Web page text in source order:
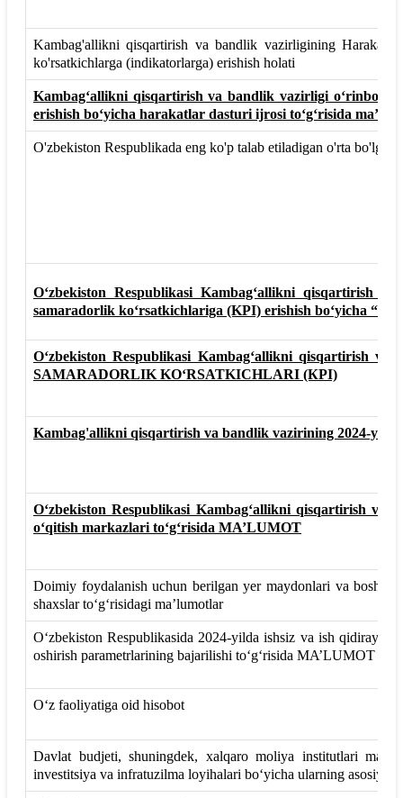
Kambag'allikni qisqartirish va bandlik vazirligining
ko'rsatkichlarga (indikatorlarga) erishish holati
Kambag‘allikni qisqartirish va bandlik vazirligi
erishish bo‘yicha harakatlar dasturi ijrosi to‘g‘risida
O'zbekiston Respublikada eng ko'p talab etiladigan o'rta
O‘zbekiston Respublikasi Kambag‘allikni qisqartirish
samaradorlik ko‘rsatkichlariga (KPI) erishish bo‘yicha
O‘zbekiston Respublikasi Kambag‘allikni qisqartirish
SAMARADORLIK KO‘RSATKICHLARI (КРI)
Kambag'allikni qisqartirish va bandlik vazirining 2024-yil
O‘zbekiston Respublikasi Kambag‘allikni qisqartirish
o‘qitish markazlari to‘g‘risida MA’LUMOT
Doimiy foydalanish uchun berilgan yer maydonlari va
shaxslar to‘g‘risidagi ma’lumotlar
O‘zbekiston Respublikasida 2024-yilda ishsiz va ish
oshirish parametrlarining bajarilishi to‘g‘risida MA’LUMOT
O‘z faoliyatiga oid hisobot
Davlat budjeti, shuningdek, xalqaro moliya institutlari
investitsiya va infratuzilma loyihalari bo‘yicha ularning asosiy